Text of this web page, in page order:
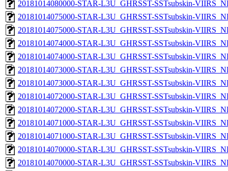
20181014080000-STAR-L3U_GHRSST-SSTsubskin-
20181014075000-STAR-L3U_GHRSST-SSTsubskin-
20181014075000-STAR-L3U_GHRSST-SSTsubskin-
20181014074000-STAR-L3U_GHRSST-SSTsubskin-
20181014074000-STAR-L3U_GHRSST-SSTsubskin-
20181014073000-STAR-L3U_GHRSST-SSTsubskin-
20181014073000-STAR-L3U_GHRSST-SSTsubskin-
20181014072000-STAR-L3U_GHRSST-SSTsubskin-
20181014072000-STAR-L3U_GHRSST-SSTsubskin-
20181014071000-STAR-L3U_GHRSST-SSTsubskin-
20181014071000-STAR-L3U_GHRSST-SSTsubskin-
20181014070000-STAR-L3U_GHRSST-SSTsubskin-
20181014070000-STAR-L3U_GHRSST-SSTsubskin-